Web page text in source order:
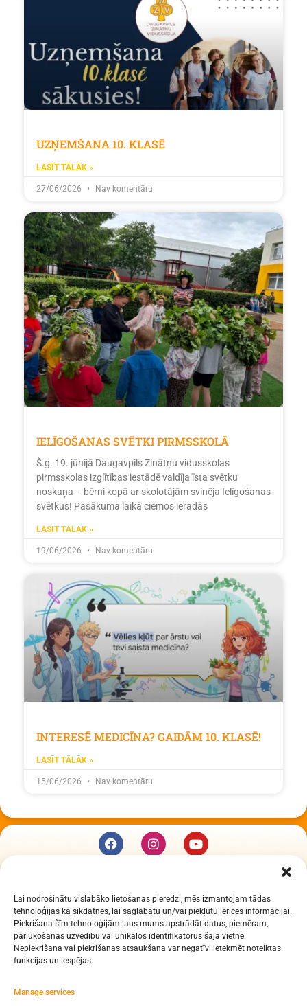
Lai nodrošinātu vislabāko lietošanas pieredzi, mēs izmantojam tādas
tehnoloģijas kā sīkdatnes, lai saglabātu un/vai piekļūtu ierīces informācijai.
Piekrišana šīm tehnoloģijām ļaus mums apstrādāt datus, piemēram,
pārlūkošanas uzvedību vai unikālos identifikatorus šajā vietnē.
Nepiekrišana vai piekrišanas atsaukšana var negatīvi ietekmēt noteiktas
funkcijas un iespējas.
Manage services
UZŅEMŠANA 10. KLASĒ
LASĪT TĀLĀK »
27/06/2026 Nav komentāru
IELĪGOŠANAS SVĒTKI PIRMSSKOLĀ
Š.g. 19. jūnijā Daugavpils Zinātņu vidusskolas
pirmsskolas izglītības iestādē valdīja īsta svētku
noskaņa – bērni kopā ar skolotājām svinēja Ielīgošanas
svētkus! Pasākuma laikā ciemos ieradās
LASĪT TĀLĀK »
19/06/2026 Nav komentāru
INTERESĒ MEDICĪNA? GAIDĀM 10. KLASĒ!
LASĪT TĀLĀK »
15/06/2026 Nav komentāru
Daugavpils Zinātņu vidusskola
Raiņa iela 30, Daugavpils, LV-5401
Reģ. Nr. 2713903513 (IZM)
Daugavpils valstspilsētas pašvaldība 90000077325